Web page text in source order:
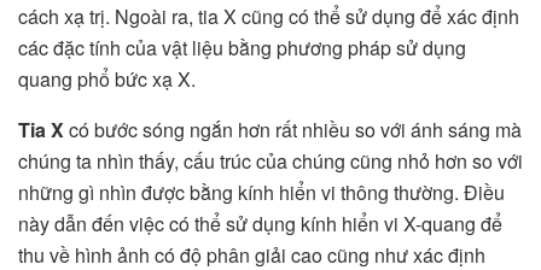
cách xạ trị. Ngoài ra, tia X cũng có thể sử dụng để xác định
các đặc tính của vật liệu bằng phương pháp sử dụng
quang phổ bức xạ X.
Tia Xcó bước sóng ngắn hơn rất nhiều so với ánh sáng mà
chúng ta nhìn thấy, cấu trúc của chúng cũng nhỏ hơn so với
những gì nhìn được bằng kính hiển vi thông thường. Điều
này dẫn đến việc có thể sử dụng kính hiển vi X-quang để
thu về hình ảnh có độ phân giải cao cũng như xác định